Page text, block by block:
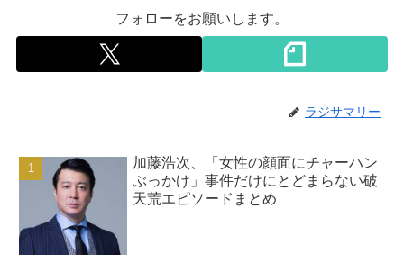
フォローをお願いします。
ラジサマリー
加藤浩次、「女性の顔面にチャーハン
ぶっかけ」事件だけにとどまらない破
天荒エピソードまとめ